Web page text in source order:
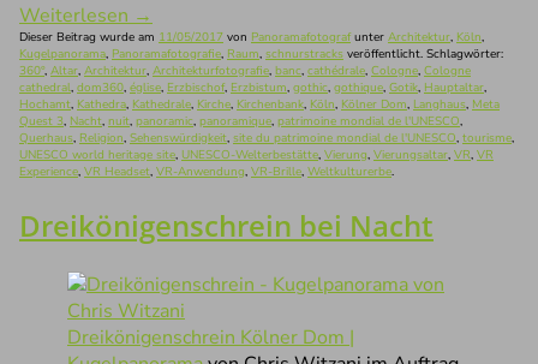
Weiterlesen →
Dieser Beitrag wurde am 11/05/2017 von Panoramafotografunter Architektur, Köln,
Kugelpanorama, Panoramafotografie, Raum, schnurstracks veröffentlicht. Schlagwörter:
360°, Altar, Architektur, Architekturfotografie, banc, cathédrale, Cologne, Cologne
cathedral, dom360, église, Erzbischof, Erzbistum, gothic, gothique, Gotik, Hauptaltar,
Hochamt, Kathedra, Kathedrale, Kirche, Kirchenbank, Köln, Kölner Dom, Langhaus, Meta
Quest 3, Nacht, nuit, panoramic, panoramique, patrimoine mondial de l'UNESCO,
Querhaus, Religion, Sehenswürdigkeit, site du patrimoine mondial de l'UNESCO, tourisme,
UNESCO world heritage site, UNESCO-Welterbestätte, Vierung, Vierungsaltar, VR, VR
Experience, VR Headset, VR-Anwendung, VR-Brille, Weltkulturerbe.
Dreikönigenschrein bei Nacht
Dreikönigenschrein Kölner Dom |